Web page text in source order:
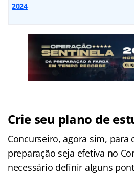
2024
Crie seu plano de
Concurseiro, agora sim, para
preparação seja efetiva no
necessário definir alguns